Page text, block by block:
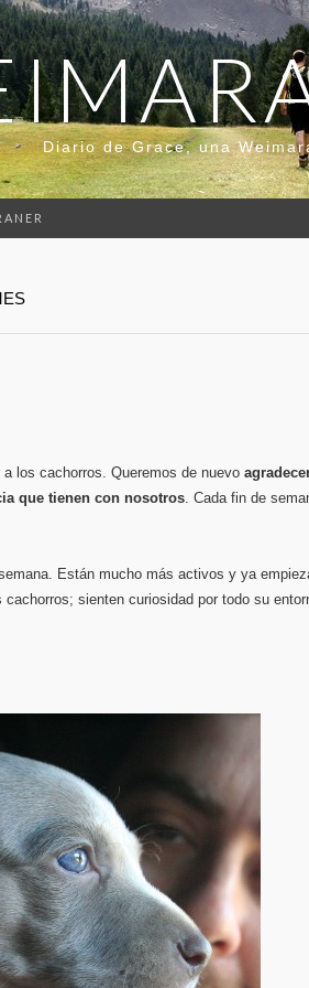
Diario de Grace, una
los cachorros. Queremos de nuevo
que tienen con nosotros. Cada fin de
Están mucho más activos y ya
cachorros; sienten curiosidad por todo su